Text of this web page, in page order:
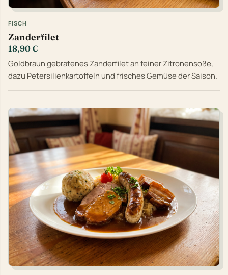
FISCH
Zanderfilet
18,90 €
Goldbraun gebratenes Zanderfilet an feiner Zitronensoße,
dazu Petersilienkartoffeln und frisches Gemüse der Saison.